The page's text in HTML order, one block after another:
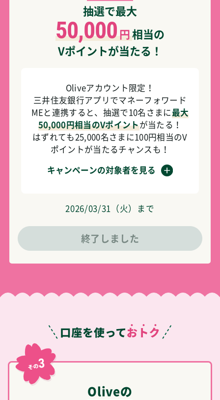
抽選で最大
50,000円相当の
Vポイントが当たる！
Oliveアカウント限定！
三井住友銀行アプリでマネーフォワード
MEと連携すると、抽選で10名さまに最大
50,000円相当のVポイントが当たる！
はずれても25,000名さまに100円相当のV
ポイントが当たるチャンスも！
キャンペーンの対象者を見る
2026/03/31（火）まで
終了しました
その3
Oliveの